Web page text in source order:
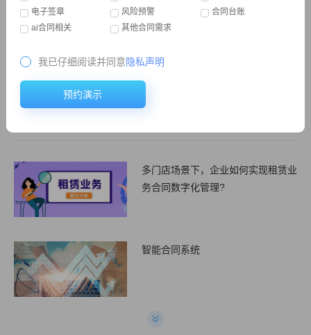
医疗器械行业 | 合同管理解决方案重磅来袭!
3 法务如何防范合同管理中的风险
4 合同收付款管理软件 推荐
多门店场景下，企业如何实现租赁业
务合同数字化管理?
智能合同系统
电子签章
风险预警
合同台账
ai合同相关
其他合同需求
我已仔细阅读并同意隐私声明
预约演示